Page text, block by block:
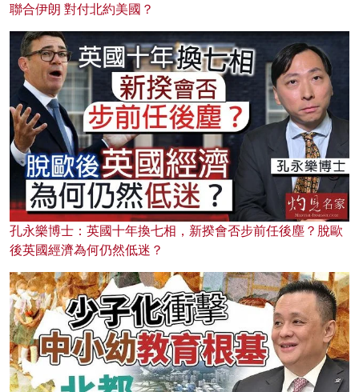
聯合伊朗 對付北約美國？
孔永樂博士：英國十年換七相，新揆會否步前任後塵？脫歐
後英國經濟為何仍然低迷？